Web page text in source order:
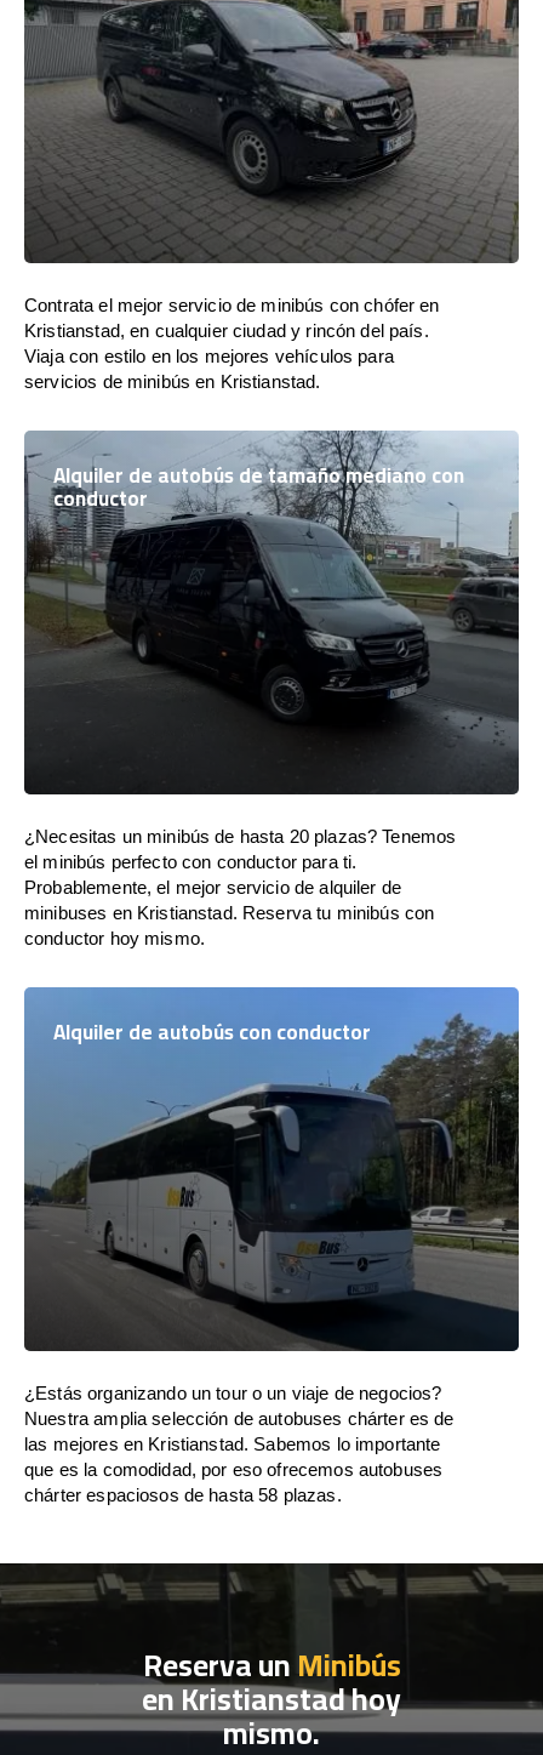
Contrata el mejor servicio de minibús con chófer en
Kristianstad, en cualquier ciudad y rincón del país.
Viaja con estilo en los mejores vehículos para
servicios de minibús en Kristianstad.
Alquiler de autobús de tamaño mediano con
conductor
¿Necesitas un minibús de hasta 20 plazas? Tenemos
el minibús perfecto con conductor para ti.
Probablemente, el mejor servicio de alquiler de
minibuses en Kristianstad. Reserva tu minibús con
conductor hoy mismo.
Alquiler de autobús con conductor
¿Estás organizando un tour o un viaje de negocios?
Nuestra amplia selección de autobuses chárter es de
las mejores en Kristianstad. Sabemos lo importante
que es la comodidad, por eso ofrecemos autobuses
chárter espaciosos de hasta 58 plazas.
Reserva unMinibús
en Kristianstad hoy
mismo.